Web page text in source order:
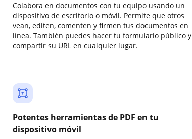
Colabora en documentos con tu equipo usando un
dispositivo de escritorio o móvil. Permite que otros
vean, editen, comenten y firmen tus documentos en
línea. También puedes hacer tu formulario público y
compartir su URL en cualquier lugar.
Potentes herramientas de PDF en tu
dispositivo móvil